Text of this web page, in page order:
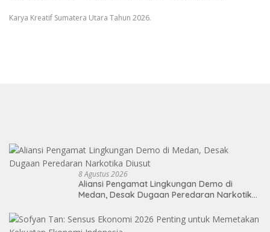
Karya Kreatif Sumatera Utara Tahun 2026.
8 Agustus 2026
Aliansi Pengamat Lingkungan Demo di
Medan, Desak Dugaan Peredaran Narkotika